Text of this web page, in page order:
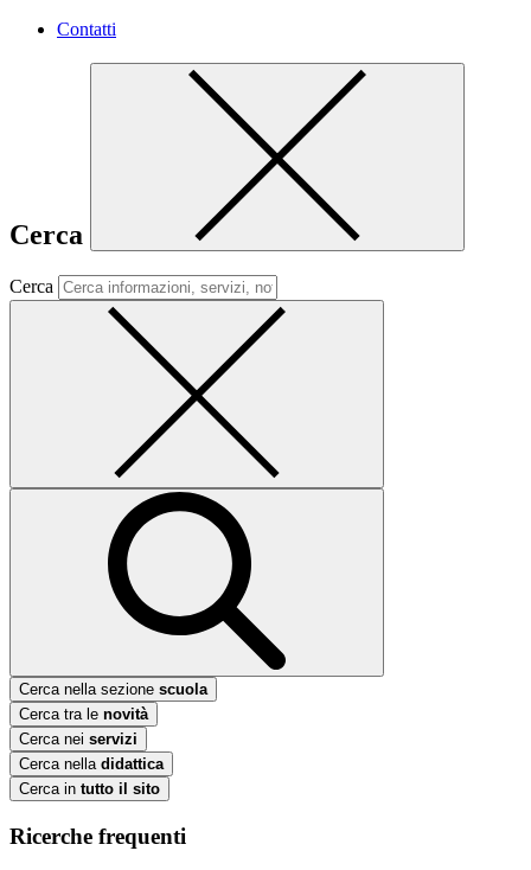
Contatti
Cerca
Cerca
Cerca nella sezione scuola
Cerca tra le novità
Cerca nei servizi
Cerca nella didattica
Cerca in tutto il sito
Ricerche frequenti